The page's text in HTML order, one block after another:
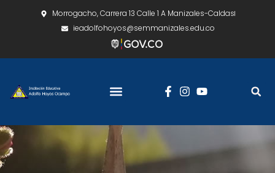
Morrogacho, Carrera 13 Calle 1 A Manizales-Caldas
ieadolfohoyos@semmanizales.edu.co